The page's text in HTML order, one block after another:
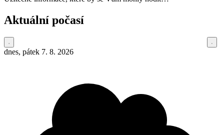
Aktuální počasí
dnes, pátek 7. 8. 2026